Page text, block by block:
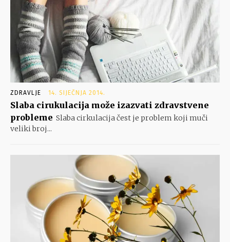
ZDRAVLJE 14. SIJEČNJA 2014.
Slaba cirukulacija može izazvati zdravstvene
probleme Slaba cirkulacija čest je problem koji muči
veliki broj...